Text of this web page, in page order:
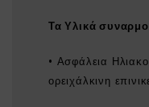
ΤαΥλικά
• Ασφάλεια
ορειχάλκινη